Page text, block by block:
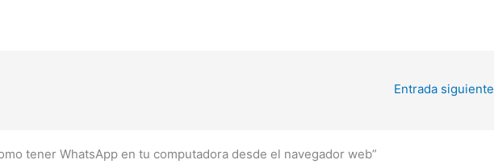
Entrada siguiente
tener WhatsApp en tu computadora desde el navegador web”